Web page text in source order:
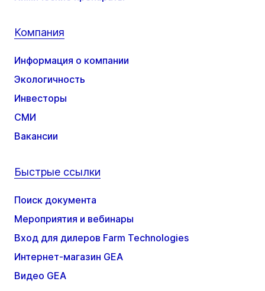
Компания
Информация о компании
Экологичность
Инвесторы
СМИ
Вакансии
Быстрые ссылки
Поиск документа
Мероприятия и вебинары
Вход для дилеров Farm Technologies
Интернет-магазин GEA
Видео GEA